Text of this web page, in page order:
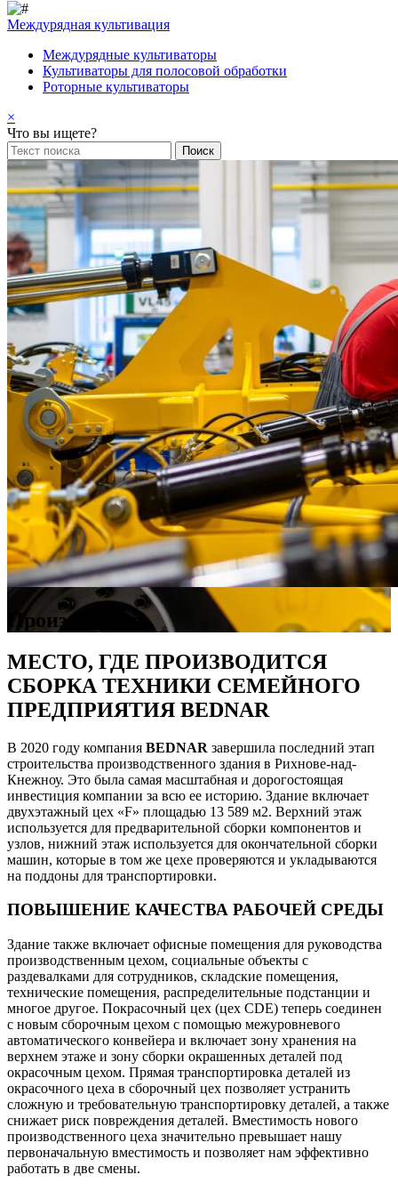
Междурядная культивация
Междурядные культиваторы
Культиваторы для полосовой обработки
Роторные культиваторы
×
Что вы ищете?
Производство
МЕСТО, ГДЕ ПРОИЗВОДИТСЯ
СБОРКА ТЕХНИКИ СЕМЕЙНОГО
ПРЕДПРИЯТИЯ BEDNAR
В 2020 году компания BEDNAR завершила последний этап
строительства производственного здания в Рихнове-над-
Кнежноу. Это была самая масштабная и дорогостоящая
инвестиция компании за всю ее историю. Здание включает
двухэтажный цех «F» площадью 13 589 м2. Верхний этаж
используется для предварительной сборки компонентов и
узлов, нижний этаж используется для окончательной сборки
машин, которые в том же цехе проверяются и укладываются
на поддоны для транспортировки.
ПОВЫШЕНИЕ КАЧЕСТВА РАБОЧЕЙ СРЕДЫ
Здание также включает офисные помещения для руководства
производственным цехом, социальные объекты с
раздевалками для сотрудников, складские помещения,
технические помещения, распределительные подстанции и
многое другое. Покрасочный цех (цех CDE) теперь соединен
с новым сборочным цехом с помощью межуровневого
автоматического конвейера и включает зону хранения на
верхнем этаже и зону сборки окрашенных деталей под
окрасочным цехом. Прямая транспортировка деталей из
окрасочного цеха в сборочный цех позволяет устранить
сложную и требовательную транспортировку деталей, а также
снижает риск повреждения деталей. Вместимость нового
производственного цеха значительно превышает нашу
первоначальную вместимость и позволяет нам эффективно
работать в две смены.